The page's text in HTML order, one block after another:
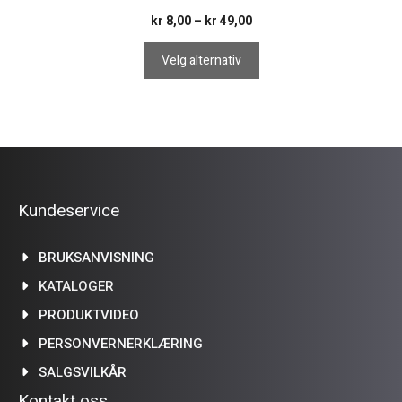
kr 8,00 – kr 49,00Prisområde:
Velg alternativ
Kundeservice
BRUKSANVISNING
KATALOGER
PRODUKTVIDEO
PERSONVERNERKLÆRING
SALGSVILKÅR